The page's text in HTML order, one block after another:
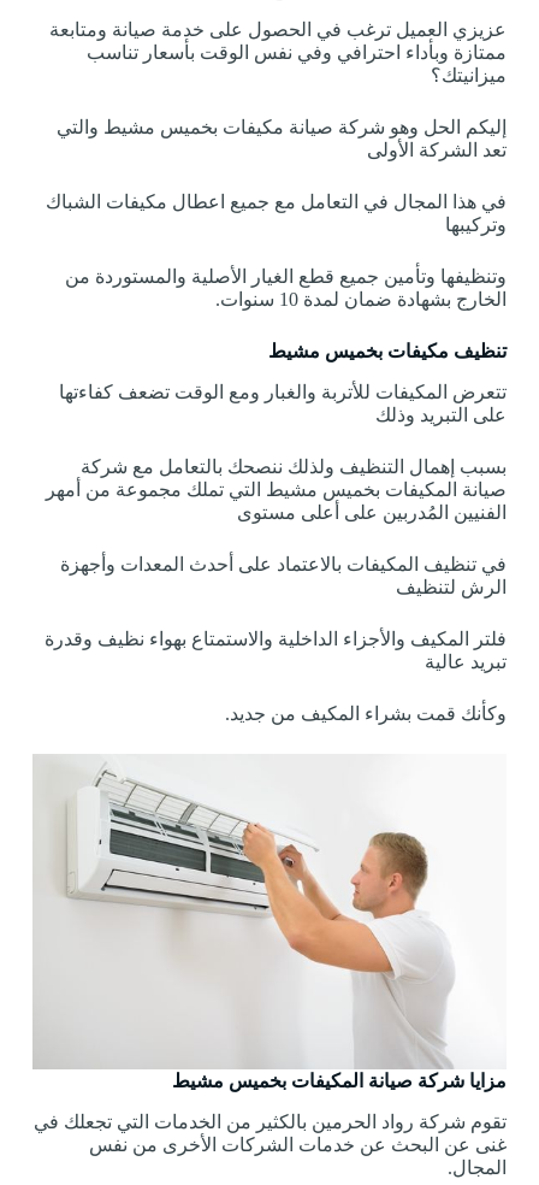
عزيزي العميل ترغب في الحصول على خدمة صيانة ومتابعة
ممتازة وبأداء احترافي وفي نفس الوقت بأسعار تناسب
ميزانيتك؟
إليكم الحل وهو شركة صيانة مكيفات بخميس مشيط والتي
تعد الشركة الأولى
في هذا المجال في التعامل مع جميع اعطال مكيفات الشباك
وتركيبها
وتنظيفها وتأمين جميع قطع الغيار الأصلية والمستوردة من
الخارج بشهادة ضمان لمدة 10 سنوات.
تنظيف مكيفات بخميس مشيط
تتعرض المكيفات للأتربة والغبار ومع الوقت تضعف كفاءتها
على التبريد وذلك
بسبب إهمال التنظيف ولذلك ننصحك بالتعامل مع شركة
صيانة المكيفات بخميس مشيط التي تملك مجموعة من أمهر
الفنيين المُدربين على أعلى مستوى
في تنظيف المكيفات بالاعتماد على أحدث المعدات وأجهزة
الرش لتنظيف
فلتر المكيف والأجزاء الداخلية والاستمتاع بهواء نظيف وقدرة
تبريد عالية
وكأنك قمت بشراء المكيف من جديد.
مزايا شركة صيانة المكيفات بخميس مشيط
تقوم شركة رواد الحرمين بالكثير من الخدمات التي تجعلك في
غنى عن البحث عن خدمات الشركات الأخرى من نفس
المجال.